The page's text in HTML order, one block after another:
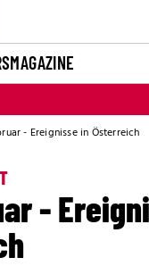
MAGAZINE
- Ereignisse in Österreich
-